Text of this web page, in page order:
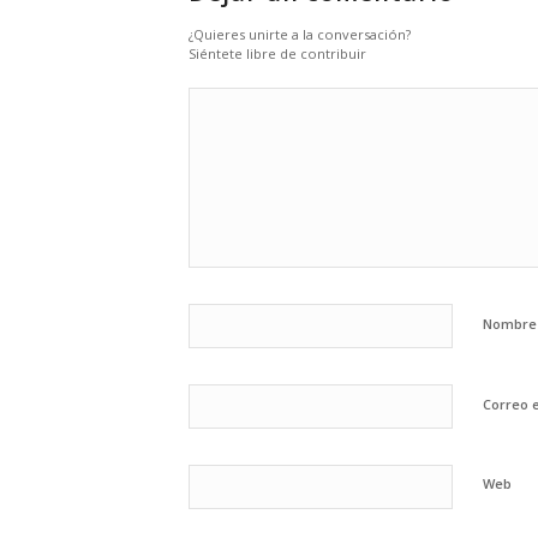
¿Quieres unirte a la conversación?
Siéntete libre de contribuir
Nombre
Correo
Web